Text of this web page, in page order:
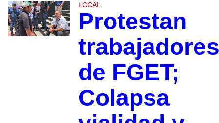
LOCAL
Protestan
trabajadores
de FGET;
Colapsa